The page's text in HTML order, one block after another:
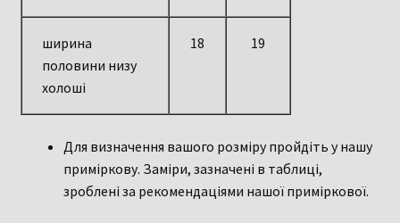
ширина
половини низу
холоші
18 19
Для визначення вашого розміру пройдіть у нашу
приміркову. Заміри, зазначені в таблиці,
зроблені за рекомендаціями нашої приміркової.